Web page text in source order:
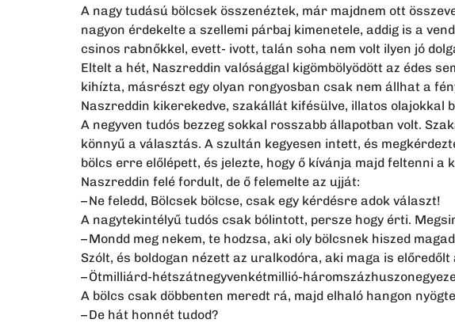
A nagy tudású bölcsek összenéztek, már majdnem ott
nagyon érdekelte a szellemi párbaj kimenetele, addig is a
csinos rabnőkkel, evett- ivott, talán soha nem volt ilyen jó
Eltelt a hét, Naszreddin valósággal kigömbölyödött az édes
kihízta, másrészt egy olyan rongyosban csak nem állhat a
Naszreddin kikerekedve, szakállát kifésülve, illatos olajokkal
A negyven tudós bezzeg sokkal rosszabb állapotban volt.
könnyű a választás. A szultán kegyesen intett, és
bölcs erre előlépett, és jelezte, hogy ő kívánja majd feltenni
Naszreddin felé fordult, de ő felemelte az ujját:
– Ne feledd, Bölcsek bölcse, csak egy kérdésre adok választ!
A nagytekintélyű tudós csak bólintott, persze hogy érti.
– Mondd meg nekem, te hodzsa, aki oly bölcsnek hiszed
Szólt, és boldogan nézett az uralkodóra, aki maga is
– Ötmilliárd-hétszátnegyvenkétmillió-
A bölcs csak döbbenten meredt rá, majd elhaló hangon
– De hát honnét tudod?